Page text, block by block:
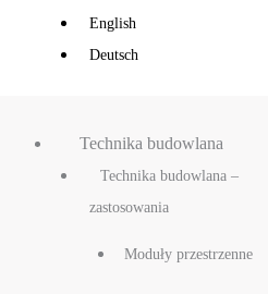
English
Deutsch
Technika budowlana
Technika budowlana –
zastosowania
Moduły przestrzenne